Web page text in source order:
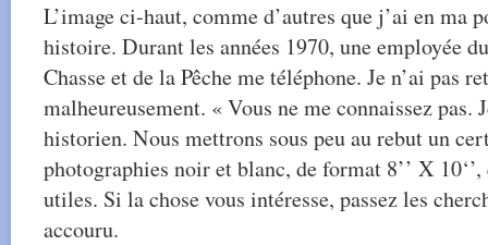
L’image ci-haut, comme d’autres que j’ai en ma
histoire. Durant les années 1970, une employée
Chasse et de la Pêche me téléphone. Je n’ai pas
malheureusement. « Vous ne me connaissez pas.
historien. Nous mettrons sous peu au rebut un
photographies noir et blanc, de format 8’’ X
utiles. Si la chose vous intéresse, passez les
accouru.